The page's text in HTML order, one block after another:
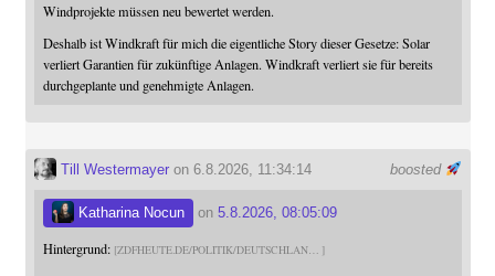
Windprojekte müssen neu bewertet werden.
Deshalb ist Windkraft für mich die eigentliche Story dieser Gesetze: Solar
verliert Garantien für zukünftige Anlagen. Windkraft verliert sie für bereits
durchgeplante und genehmigte Anlagen.
boosted
Till Westermayeron 6.8.2026, 11:34:14
Katharina Nocun on 5.8.2026, 08:05:09
Hintergrund: ZDFHEUTE.DE/POLITIK/DEUTSCHLAN